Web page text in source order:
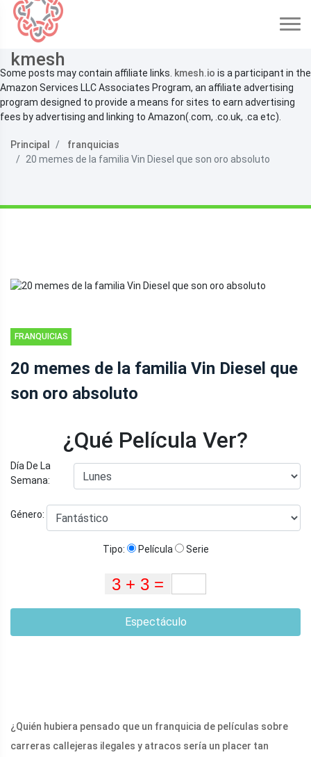
kmesh
Some posts may contain affiliate links. kmesh.io is a participant in the
Amazon Services LLC Associates Program, an affiliate advertising
program designed to provide a means for sites to earn advertising
fees by advertising and linking to Amazon(.com, .co.uk, .ca etc).
Principal
franquicias
20 memes de la familia Vin Diesel que son oro absoluto
FRANQUICIAS
20 memes de la familia Vin Diesel que
son oro absoluto
¿Qué Película Ver?
Día De La
Semana:
Género:
Tipo: Película Serie
Espectáculo
¿Quién hubiera pensado que un franquicia de películas sobre
carreras callejeras ilegales y atracos sería un placer tan